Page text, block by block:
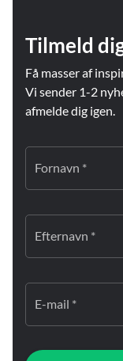
Tilmeld
Få masser af
Vi sender 1-2
afmelde dig igen.
Fornavn *
Efternavn *
E-mail *